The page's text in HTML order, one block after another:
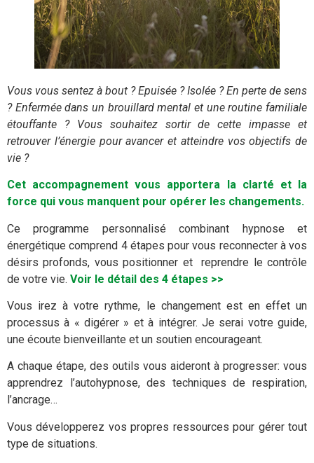
Vous vous sentez à bout ? Epuisée ? Isolée ? En perte de sens
? Enfermée dans un brouillard mental et une routine familiale
étouffante ? Vous souhaitez sortir de cette impasse et
retrouver l’énergie pour avancer et atteindre vos objectifs de
vie ?
Cet accompagnement vous apportera la clarté et la
force qui vous manquent pour opérer les changements.
Ce programme personnalisé combinant hypnose et
énergétique comprend 4 étapes pour vous reconnecter à vos
désirs profonds, vous positionner et reprendre le contrôle
de votre vie. Voir le détail des 4 étapes >>
Vous irez à votre rythme, le changement est en effet un
processus à « digérer » et à intégrer. Je serai votre guide,
une écoute bienveillante et un soutien encourageant.
A chaque étape, des outils vous aideront à progresser: vous
apprendrez l’autohypnose, des techniques de respiration,
l’ancrage…
Vous développerez vos propres ressources pour gérer tout
type de situations.